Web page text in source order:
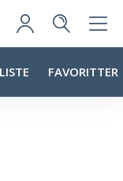
FAVORITTER